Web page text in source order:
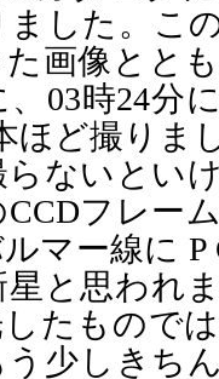
した。こ
画像とと
03時24分
ほど撮りま
ないとい
フレー
マー線に
と思われ
たもので
少しきち